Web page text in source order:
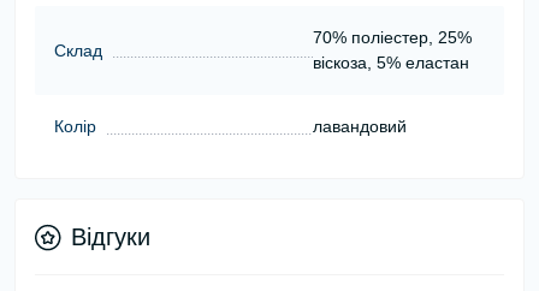
Склад
70% поліестер, 25%
віскоза, 5% еластан
Колір лавандовий
Відгуки